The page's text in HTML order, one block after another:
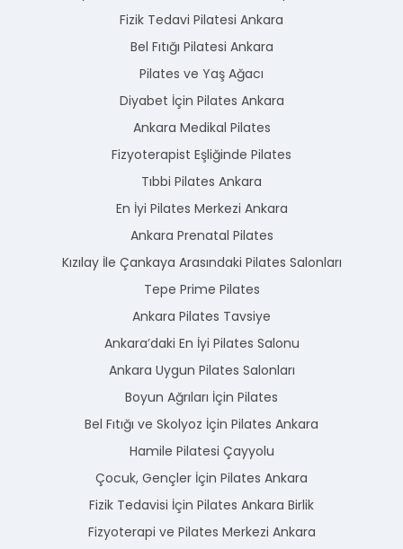
Fizik Tedavi Pilatesi Ankara
Bel Fıtığı Pilatesi Ankara
Pilates ve Yaş Ağacı
Diyabet İçin Pilates Ankara
Ankara Medikal Pilates
Fizyoterapist Eşliğinde Pilates
Tıbbi Pilates Ankara
En İyi Pilates Merkezi Ankara
Ankara Prenatal Pilates
Kızılay İle Çankaya Arasındaki Pilates Salonları
Tepe Prime Pilates
Ankara Pilates Tavsiye
Ankara’daki En İyi Pilates Salonu
Ankara Uygun Pilates Salonları
Boyun Ağrıları İçin Pilates
Bel Fıtığı ve Skolyoz İçin Pilates Ankara
Hamile Pilatesi Çayyolu
Çocuk, Gençler İçin Pilates Ankara
Fizik Tedavisi İçin Pilates Ankara Birlik
Fizyoterapi ve Pilates Merkezi Ankara